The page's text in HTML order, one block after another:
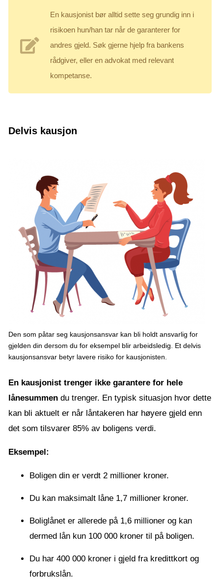
En kausjonist bør alltid sette seg grundig inn i
risikoen hun/han tar når de garanterer for
andres gjeld. Søk gjerne hjelp fra bankens
rådgiver, eller en advokat med relevant
kompetanse.
Delvis kausjon
Den som påtar seg kausjonsansvar kan bli holdt ansvarlig for
gjelden din dersom du for eksempel blir arbeidsledig. Et delvis
kausjonsansvar betyr lavere risiko for kausjonisten.
En kausjonist trenger ikke garantere for hele
lånesummen du trenger. En typisk situasjon hvor dette
kan bli aktuelt er når låntakeren har høyere gjeld enn
det som tilsvarer 85% av boligens verdi.
Eksempel:
Boligen din er verdt 2 millioner kroner.
Du kan maksimalt låne 1,7 millioner kroner.
Boliglånet er allerede på 1,6 millioner og kan
dermed lån kun 100 000 kroner til på boligen.
Du har 400 000 kroner i gjeld fra kredittkort og
forbrukslån.